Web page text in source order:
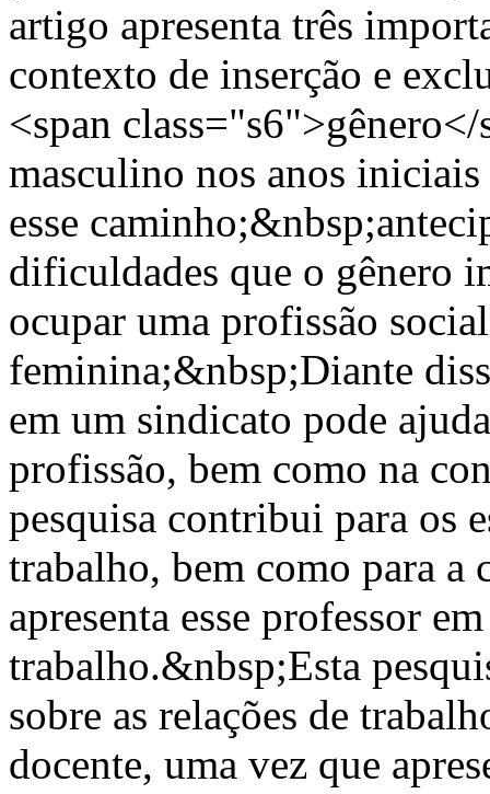
artigo apresenta três
contexto de inserção e
<span
masculino nos anos
esse
dificuldades que o gênero
ocupar uma profissão
feminina;&nbsp;Diante
em um sindicato pode
profissão, bem como na
pesquisa contribui para os
trabalho, bem como para a
apresenta esse professor
trabalho.&nbsp;Esta
sobre as relações de
docente, uma vez que